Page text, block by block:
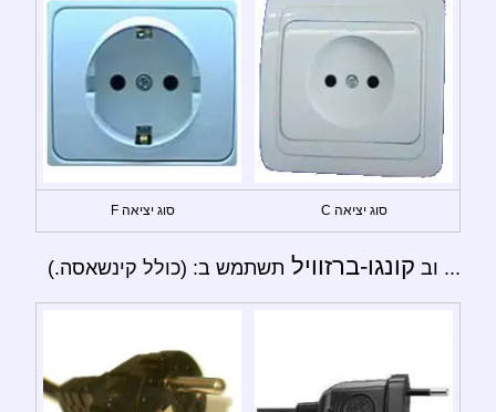
סוג יציאה C סוג יציאה F
... וב קונגו-ברזוויל תשתמש ב: (כולל קינשאסה.)